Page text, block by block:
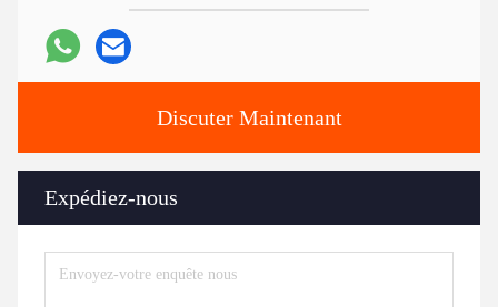
Discuter Maintenant
Expédiez-nous